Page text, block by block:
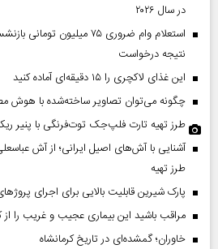
در سال ۲۰۲۶
استعلام وام ضروری ۷۵
نتیجه درخواست
این غذای لاکچری را ۱۵ دقیقه‌ای آماده کنید
چگونه می‌توان تصاویر ساخته‌شده با هوش
طرز تهیه تارت فلپ‌جک توت‌فرنگی با پنیر
آشنایی با آش‌های اصیل ایرانی؛ از آش
طرز تهیه
پارک شیرین قابلیت‌ بالایی برای اجرای
مراقب باشید این بیماری عجیب و غریب را از
خاوران؛ گمشده‌ای در تاریخ کرمانشاه